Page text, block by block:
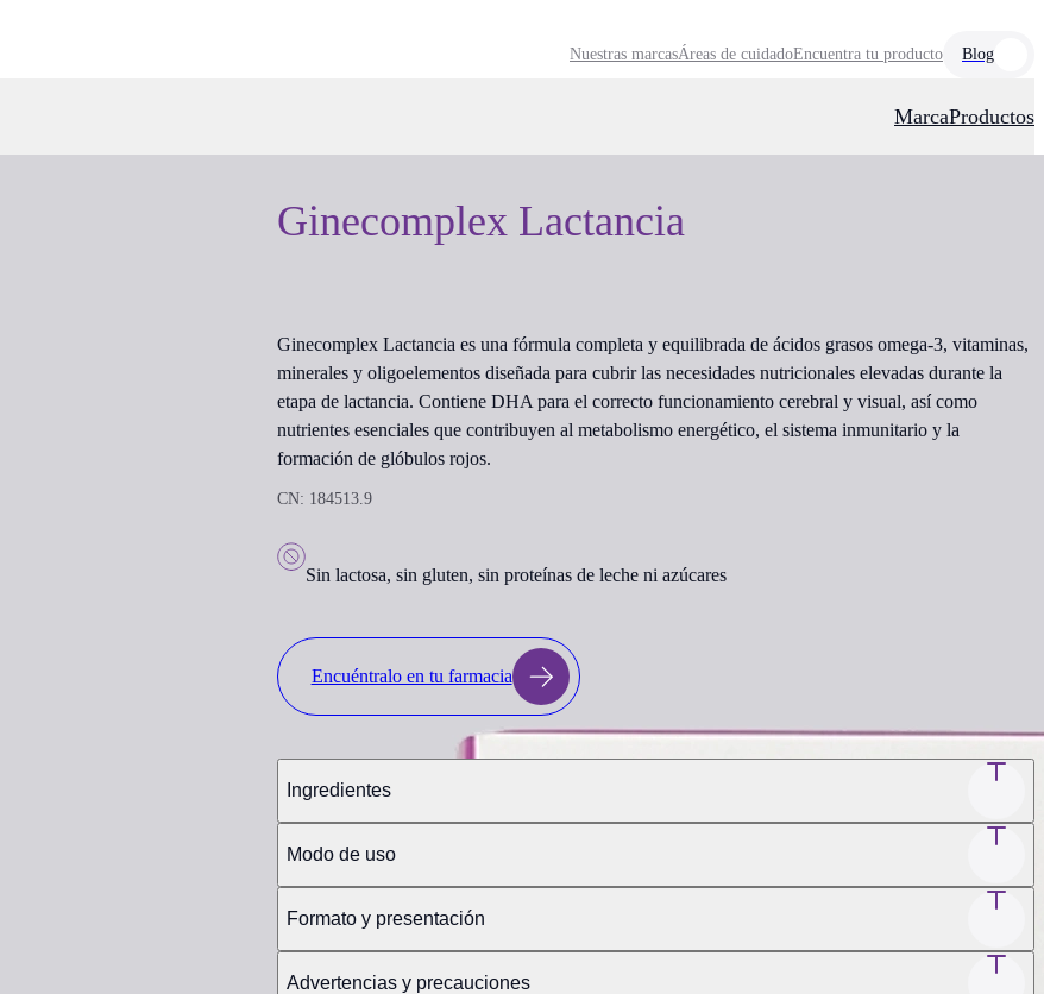
Nuestras marcasÁreas de cuidadoEncuentra tu producto Blog
MarcaProductos
Ginecomplex Lactancia
Ginecomplex Lactancia es una fórmula completa y equilibrada de ácidos grasos omega-3, vitaminas,
minerales y oligoelementos diseñada para cubrir las necesidades nutricionales elevadas durante la
etapa de lactancia. Contiene DHA para el correcto funcionamiento cerebral y visual, así como
nutrientes esenciales que contribuyen al metabolismo energético, el sistema inmunitario y la
formación de glóbulos rojos.
CN: 184513.9
Sin lactosa, sin gluten, sin proteínas de leche ni azúcares
Encuéntralo en tu farmacia
Ingredientes
Modo de uso
Formato y presentación
Advertencias y precauciones